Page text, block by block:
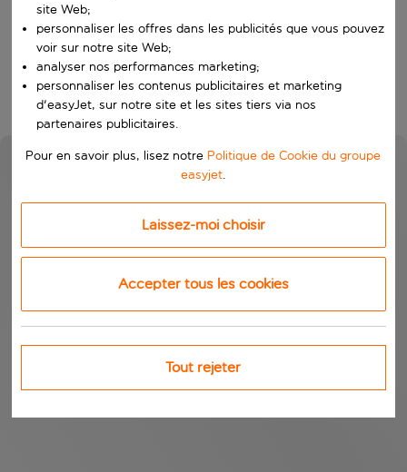
Rechercher
site Web;
personnaliser les offres dans les publicités que vous pouvez
voir sur notre site Web;
analyser nos performances marketing;
personnaliser les contenus publicitaires et marketing
d'easyJet, sur notre site et les sites tiers via nos
partenaires publicitaires.
Pour en savoir plus, lisez notre Politique de Cookie du groupe
easyjet.
Laissez-moi choisir
Accepter tous les cookies
Tout rejeter